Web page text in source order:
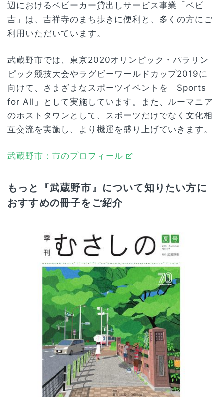
辺におけるベビーカー貸出しサービス事業「ベビ
吉」は、吉祥寺のまち歩きに便利と、多くの方にご
利用いただいています。
武蔵野市では、東京2020オリンピック・パラリン
ピック競技大会やラグビーワールドカップ2019に
向けて、さまざまなスポーツイベントを「Sports
for All」として実施しています。また、ルーマニア
のホストタウンとして、スポーツだけでなく文化相
互交流を実施し、より機運を盛り上げていきます。
武蔵野市：市のプロフィール
もっと『武蔵野市』について知りたい方に
おすすめの冊子をご紹介